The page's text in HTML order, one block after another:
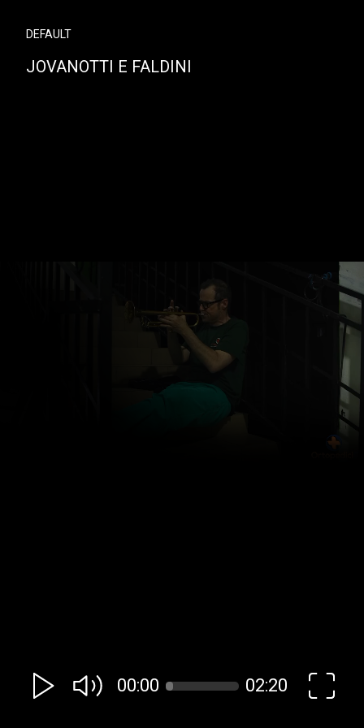
DEFAULT
JOVANOTTI E FALDINI
00:00 02:20